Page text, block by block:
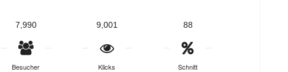
7,990
Besucher
9,001
Klicks
88
Schnitt